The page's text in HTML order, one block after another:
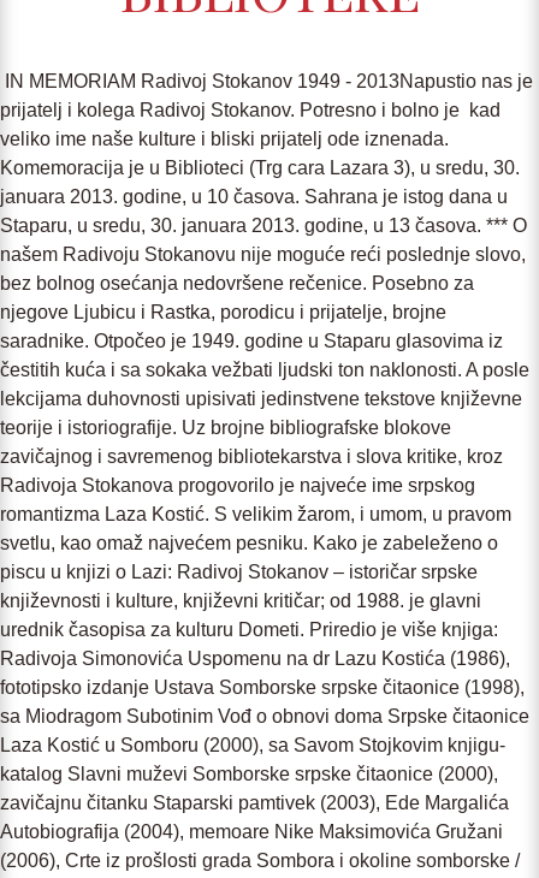
IN MEMORIAM Radivoj Stokanov 1949 - 2013Napustio nas je
prijatelj i kolega Radivoj Stokanov. Potresno i bolno je kad
veliko ime naše kulture i bliski prijatelj ode iznenada.
Komemoracija je u Biblioteci (Trg cara Lazara 3), u sredu, 30.
januara 2013. godine, u 10 časova. Sahrana je istog dana u
Staparu, u sredu, 30. januara 2013. godine, u 13 časova. *** O
našem Radivoju Stokanovu nije moguće reći poslednje slovo,
bez bolnog osećanja nedovršene rečenice. Posebno za
njegove Ljubicu i Rastka, porodicu i prijatelje, brojne
saradnike. Otpočeo je 1949. godine u Staparu glasovima iz
čestitih kuća i sa sokaka vežbati ljudski ton naklonosti. A posle
lekcijama duhovnosti upisivati jedinstvene tekstove književne
teorije i istoriografije. Uz brojne bibliografske blokove
zavičajnog i savremenog bibliotekarstva i slova kritike, kroz
Radivoja Stokanova progovorilo je najveće ime srpskog
romantizma Laza Kostić. S velikim žarom, i umom, u pravom
svetlu, kao omaž najvećem pesniku. Kako je zabeleženo o
piscu u knjizi o Lazi: Radivoj Stokanov – istoričar srpske
književnosti i kulture, književni kritičar; od 1988. je glavni
urednik časopisa za kulturu Dometi. Priredio je više knjiga:
Radivoja Simonovića Uspomenu na dr Lazu Kostića (1986),
fototipsko izdanje Ustava Somborske srpske čitaonice (1998),
sa Miodragom Subotinim Vođ o obnovi doma Srpske čitaonice
Laza Kostić u Somboru (2000), sa Savom Stojkovim knjigu-
katalog Slavni muževi Somborske srpske čitaonice (2000),
zavičajnu čitanku Staparski pamtivek (2003), Ede Margalića
Autobiografija (2004), memoare Nike Maksimovića Gružani
(2006), Crte iz prošlosti grada Sombora i okoline somborske /